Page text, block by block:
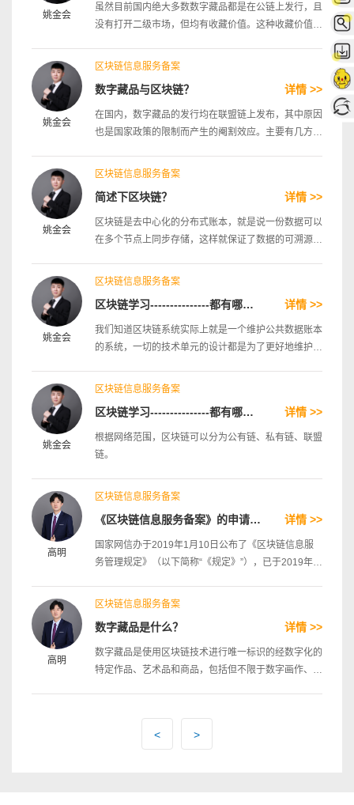
姚金会
虽然目前国内绝大多数数字藏品都是在公链上发行，且
没有打开二级市场，但均有收藏价值。这种收藏价值一
属性，比如前段时间腾讯发行的齐白石的数字画作，真
还是值得炫耀的，炫耀满足了大众的猎奇心理。
姚金会
区块链信息服务备案
数字藏品与区块链？ 详情 >>
在国内，数字藏品的发行均在联盟链上发布，其中原因
也是国家政策的限制而产生的阉割效应。主要有几方面
姚金会
区块链信息服务备案
简述下区块链？ 详情 >>
区块链是去中心化的分布式账本，就是说一份数据可以
在多个节点上同步存储，这样就保证了数据的可溯源、
姚金会
区块链信息服务备案
区块链学习---------------都有哪些区块链架构？ 详情 >>
我们知道区块链系统实际上就是一个维护公共数据账本
的系统，一切的技术单元的设计都是为了更好地维护好
姚金会
区块链信息服务备案
区块链学习---------------都有哪些区块链分类？ 详情 >>
根据网络范围，区块链可以分为公有链、私有链、联盟
链。
高明
区块链信息服务备案
《区块链信息服务备案》的申请实操流程 详情 >>
国家网信办于2019年1月10日公布了《区块链信息服
务管理规定》（以下简称“《规定》”），已于2019年2
何填写区块链信息服务备案已达到合规要求，是每家为
链信息服务备案系统的功能，每个填写字段的分析，给
大家详细介绍区块链信息备案系统的填写内容。
高明
区块链信息服务备案
数字藏品是什么？ 详情 >>
数字藏品是使用区块链技术进行唯一标识的经数字化的
特定作品、艺术品和商品，包括但不限于数字画作、图
数字藏品都映射着特定区块链上的唯一序列，不可篡
改、不可分割，也不能互相替代。每个数字藏品都代表
< >